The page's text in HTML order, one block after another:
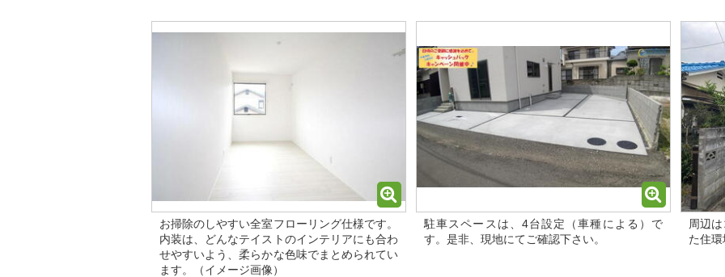
お掃除のしやすい全室フローリング仕様です。
内装は、どんなテイストのインテリアにも合わ
せやすいよう、柔らかな色味でまとめられてい
ます。（イメージ画像）
駐車スペースは、4台設定（車種による）で
す。是非、現地にてご確認下さい。
周辺
た住環